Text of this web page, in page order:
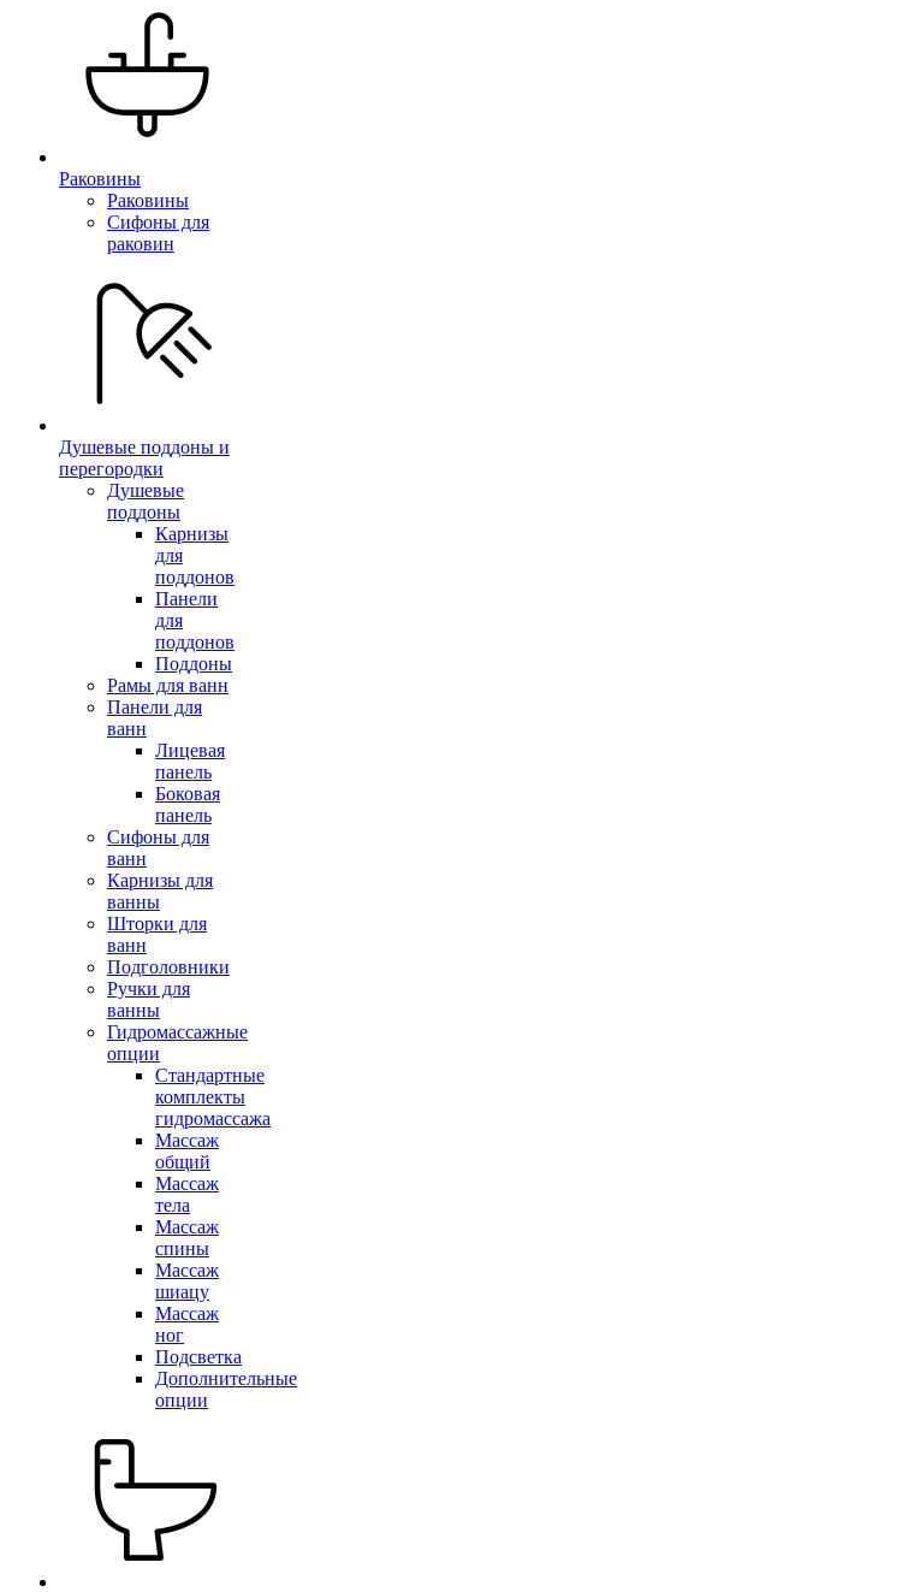
Раковины
Раковины
Сифоны для
раковин
Душевые поддоны и
перегородки
Душевые
поддоны
Карнизы
для
поддонов
Панели
для
поддонов
Поддоны
Рамы для ванн
Панели для
ванн
Лицевая
панель
Боковая
панель
Сифоны для
ванн
Карнизы для
ванны
Шторки для
ванн
Подголовники
Ручки для
ванны
Гидромассажные
опции
Стандартные
комплекты
гидромассажа
Массаж
общий
Массаж
тела
Массаж
спины
Массаж
шиацу
Массаж
ног
Подсветка
Дополнительные
опции